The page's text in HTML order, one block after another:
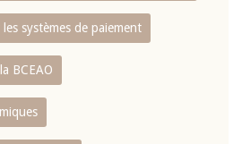
systèmes de paiement
BCEAO